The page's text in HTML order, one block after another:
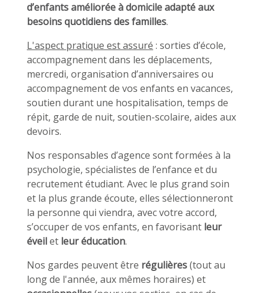
d’enfants améliorée à domicile adapté aux
besoins quotidiens des familles.
L'aspect pratique est assuré : sorties d’école,
accompagnement dans les déplacements,
mercredi, organisation d’anniversaires ou
accompagnement de vos enfants en vacances,
soutien durant une hospitalisation, temps de
répit, garde de nuit, soutien-scolaire, aides aux
devoirs.
Nos responsables d’agence sont formées à la
psychologie, spécialistes de l’enfance et du
recrutement étudiant. Avec le plus grand soin
et la plus grande écoute, elles sélectionneront
la personne qui viendra, avec votre accord,
s’occuper de vos enfants, en favorisant leur
éveilet leur éducation.
Nos gardes peuvent être régulières(tout au
long de l'année, aux mêmes horaires) et